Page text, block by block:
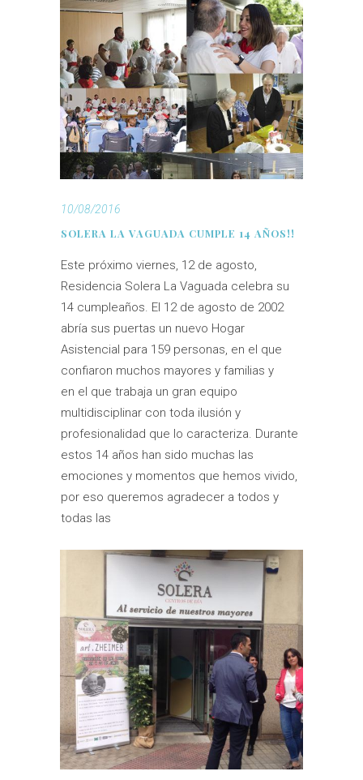
10/08/2016
SOLERA LA VAGUADA CUMPLE 14 AÑOS!!
Este próximo viernes, 12 de agosto,
Residencia Solera La Vaguada celebra su
14 cumpleaños. El 12 de agosto de 2002
abría sus puertas un nuevo Hogar
Asistencial para 159 personas, en el que
confiaron muchos mayores y familias y
en el que trabaja un gran equipo
multidisciplinar con toda ilusión y
profesionalidad que lo caracteriza. Durante
estos 14 años han sido muchas las
emociones y momentos que hemos vivido,
por eso queremos agradecer a todos y
todas las